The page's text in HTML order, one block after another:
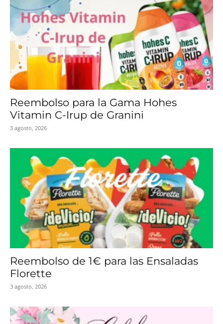
Reembolso para la Gama Hohes
Vitamin C-Irup de Granini
3 agosto, 2026
Reembolso de 1€ para las Ensaladas
Florette
3 agosto, 2026